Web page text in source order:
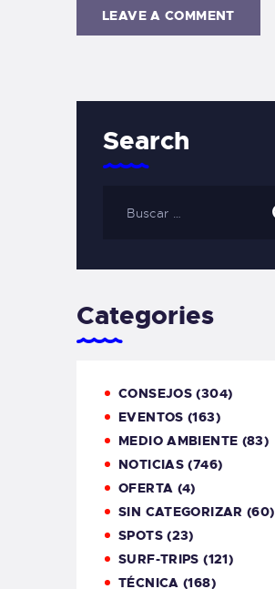
Search
Categories
CONSEJOS (304)
EVENTOS (163)
MEDIO AMBIENTE (83)
NOTICIAS (746)
OFERTA (4)
SIN CATEGORIZAR (60)
SPOTS(23)
SURF-TRIPS (121)
TÉCNICA (168)